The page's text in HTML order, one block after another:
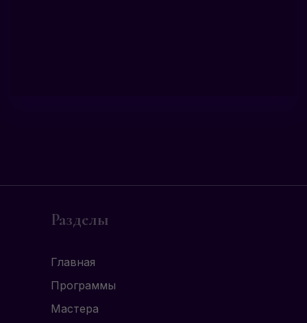
Разделы
Главная
Программы
Мастера